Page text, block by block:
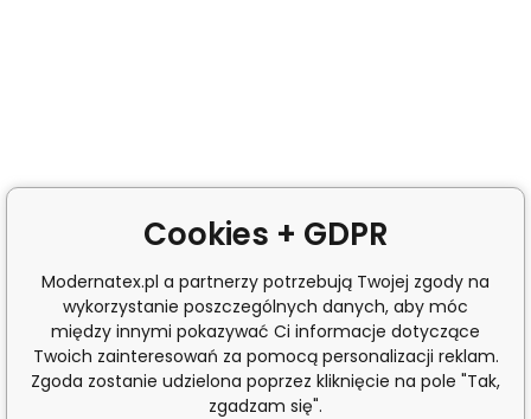
Cookies + GDPR
Modernatex.pl a partnerzy potrzebują Twojej zgody na
wykorzystanie poszczególnych danych, aby móc
między innymi pokazywać Ci informacje dotyczące
Twoich zainteresowań za pomocą personalizacji reklam.
Zgoda zostanie udzielona poprzez kliknięcie na pole "Tak,
zgadzam się".